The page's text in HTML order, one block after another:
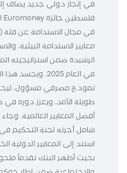
في إنجاز دولي جديد يضاف
معايير الاستدامة البيئية،
الرشيدة ضمن استراتيجيته
في العام 2025.
نموذج مصرفي مسؤول،
طويلة الأمد، ويعزز دوره
أفضل المعايير العالمية.
استند إلى المعايير الدولية
بحيث أظهر البنك تقدماً